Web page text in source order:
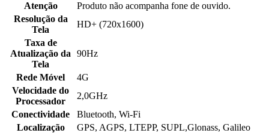
Atenção
Produto não acompanha fone de ouvido.
Resolução da
Tela
HD+ (720x1600)
Taxa de
Atualização da
Tela
90Hz
Rede Móvel
4G
Velocidade do
Processador
2,0GHz
Conectividade
Bluetooth, Wi-Fi
Localização
GPS, AGPS, LTEPP, SUPL,Glonass, Galileo